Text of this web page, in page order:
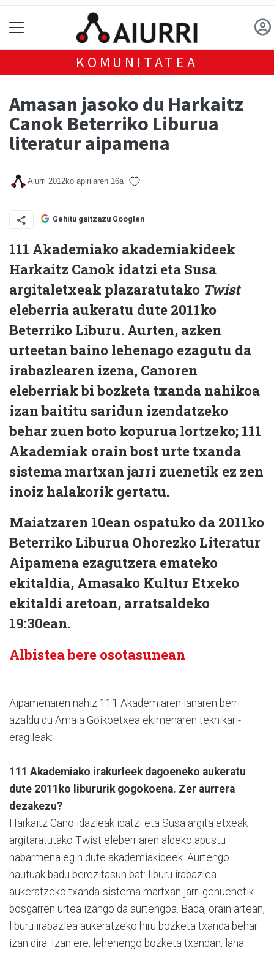
KOMUNITATEA
Amasan jasoko du Harkaitz
Canok Beterriko Liburua
literatur aipamena
Aiurri 2012ko apirilaren 16a
Gehitu gaitzazu Googlen
111 Akademiako akademiakideek
Harkaitz Canok idatzi eta Susa
argitaletxeak plazaratutako Twist
eleberria aukeratu dute 2011ko
Beterriko Liburu. Aurten, azken
urteetan baino lehenago ezagutu da
irabazlearen izena, Canoren
eleberriak bi bozketa txanda nahikoa
izan baititu saridun izendatzeko
behar zuen boto kopurua lortzeko; 111
Akademiak orain bost urte txanda
sistema martxan jarri zuenetik ez zen
inoiz halakorik gertatu.
Maiatzaren 10ean ospatuko da 2011ko
Beterriko Liburua Ohorezko Literatur
Aipamena ezagutzera emateko
ekitaldia, Amasako Kultur Etxeko
ekitaldi aretoan, arratsaldeko
19:30ean.
Albistea bere osotasunean
Aipamenaren nahiz 111 Akademiaren lanaren berri
azaldu du Amaia Goikoetxea ekimenaren teknikari-
eragileak:
111 Akademiako irakurleek dagoeneko aukeratu
dute 2011ko libururik gogokoena. Zer aurrera
dezakezu?
Harkaitz Cano idazleak idatzi eta Susa argitaletxeak
argitaratutako Twist eleberriaren aldeko apustu
nabarmena egin dute akademiakideek. Aurtengo
hautuak badu berezitasun bat: liburu irabazlea
aukeratzeko txanda-sistema martxan jarri genuenetik
bosgarren urtea izango da aurtengoa. Bada, orain artean,
liburu irabazlea aukeratzeko hiru bozketa txanda behar
izan dira. Izan ere, lehenengo bozketa txandan, lana